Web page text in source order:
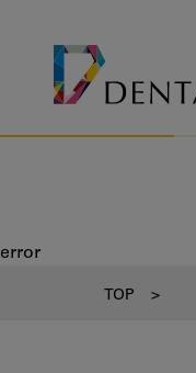
error
TOP >